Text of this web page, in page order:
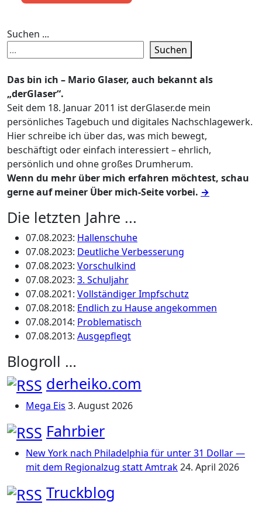
Suchen ...
Suchen
Das bin ich – Mario Glaser, auch bekannt als
„derGlaser“.
Seit dem 18. Januar 2011 ist derGlaser.de mein
persönliches Tagebuch und digitales Nachschlagewerk.
Hier schreibe ich über das, was mich bewegt,
beschäftigt oder einfach interessiert – ehrlich,
persönlich und ohne großes Drumherum.
Wenn du mehr über mich erfahren möchtest, schau
gerne auf meiner Über mich-Seite vorbei. →
Die letzten Jahre ...
07.08.2023: Hallenschuhe
07.08.2023: Deutliche Verbesserung
07.08.2023: Vorschulkind
07.08.2023: 3. Schuljahr
07.08.2021: Vollständiger Impfschutz
07.08.2018: Endlich zu Hause angekommen
07.08.2014: Problematisch
07.08.2013: Ausgepflegt
Blogroll …
derheiko.com
Mega Eis 3. August 2026
Fahrbier
New York nach Philadelphia für unter 31 Dollar —
mit dem Regionalzug statt Amtrak24. April 2026
Truckblog